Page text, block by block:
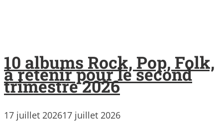
10 albums Rock, Pop, Folk,
à retenir pour le second
trimestre 2026
17 juillet 202617 juillet 2026